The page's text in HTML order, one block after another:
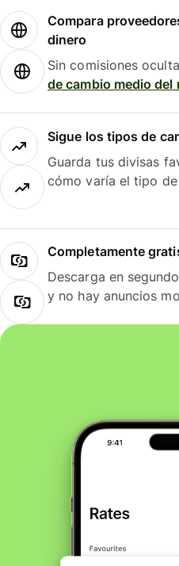
Compara
dinero
Sin comisiones
de cambio medio del
Sigue los tipos de
Guarda tus divisas
cómo varía el tipo
Completamente
Descarga en
y no hay anuncios